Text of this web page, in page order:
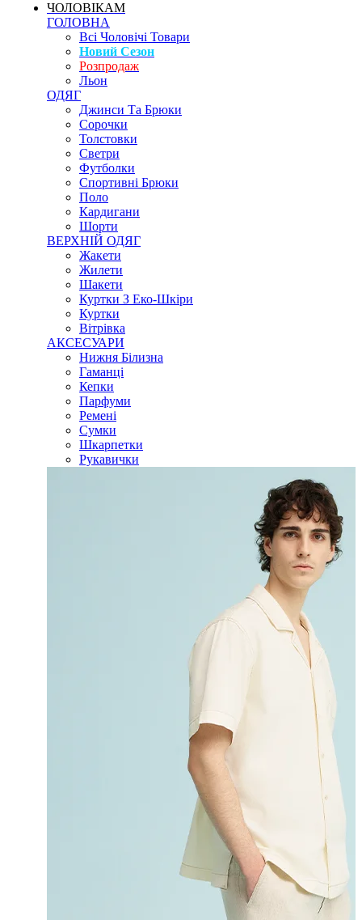
ЧОЛОВІКАМ
ГОЛОВНА
Всі Чоловічі Товари
Новий Сезон
Розпродаж
Льон
ОДЯГ
Джинси Та Брюки
Сорочки
Толстовки
Светри
Футболки
Спортивні Брюки
Поло
Кардигани
Шорти
ВЕРХНІЙ ОДЯГ
Жакети
Жилети
Шакети
Куртки З Еко-Шкіри
Куртки
Вітрівка
АКСЕСУАРИ
Нижня Білизна
Гаманці
Кепки
Парфуми
Ремені
Сумки
Шкарпетки
Рукавички